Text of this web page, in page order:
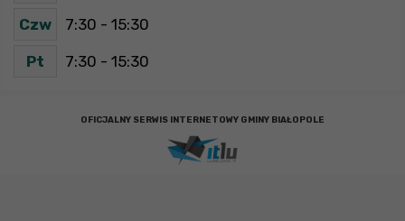
Czw 7:30 - 15:30
Pt 7:30 - 15:30
OFICJALNY SERWIS INTERNETOWY GMINY BIAŁOPOLE